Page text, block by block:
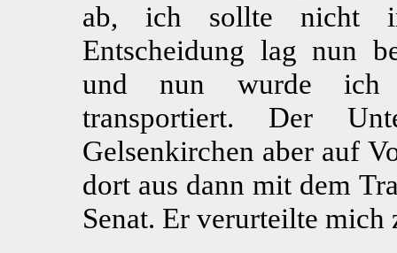
ab, ich sollte nicht
Entscheidung lag nun
und nun wurde ich
transportiert. Der
Gelsenkirchen aber auf
dort aus dann mit dem
Senat. Er verurteilte mich